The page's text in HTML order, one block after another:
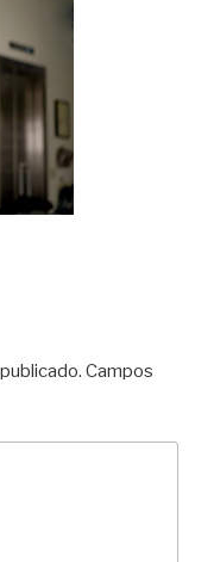
Campos